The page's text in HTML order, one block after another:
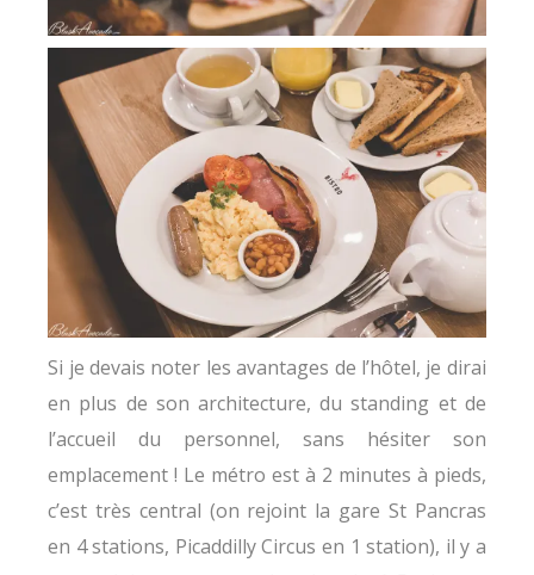
Si je devais noter les avantages de l’hôtel, je dirai
en plus de son architecture, du standing et de
l’accueil du personnel, sans hésiter son
emplacement ! Le métro est à 2 minutes à pieds,
c’est très central (on rejoint la gare St Pancras
en 4 stations, Picaddilly Circus en 1 station), il y a